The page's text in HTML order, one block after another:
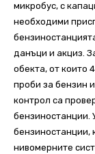
микробус, с
необходими
данъци и акциз.
обекта, от които
проби за бензин
контрол са
бензиностанции.
бензиностанции,
нивомерните